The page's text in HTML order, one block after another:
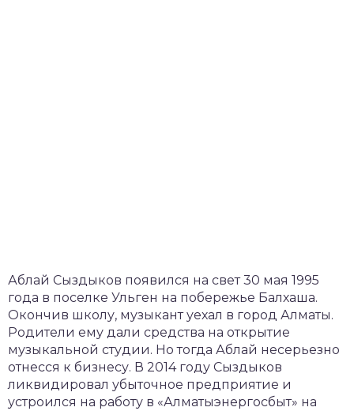
Аблай Сыздыков появился на свет 30 мая 1995
года в поселке Ульген на побережье Балхаша.
Окончив школу, музыкант уехал в город Алматы.
Родители ему дали средства на открытие
музыкальной студии. Но тогда Аблай несерьезно
отнесся к бизнесу. В 2014 году Сыздыков
ликвидировал убыточное предприятие и
устроился на работу в «Алматыэнергосбыт» на